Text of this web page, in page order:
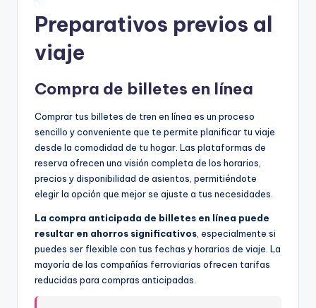
Preparativos previos al
viaje
Compra de billetes en línea
Comprar tus billetes de tren en línea es un proceso
sencillo y conveniente que te permite planificar tu viaje
desde la comodidad de tu hogar. Las plataformas de
reserva ofrecen una visión completa de los horarios,
precios y disponibilidad de asientos, permitiéndote
elegir la opción que mejor se ajuste a tus necesidades.
La compra anticipada de billetes en línea puede
resultar en ahorros significativos , especialmente si
puedes ser flexible con tus fechas y horarios de viaje. La
mayoría de las compañías ferroviarias ofrecen tarifas
reducidas para compras anticipadas.